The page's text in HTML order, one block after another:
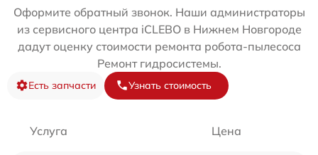
Оформите обратный звонок. Наши администраторы
из сервисного центра iCLEBO в Нижнем Новгороде
дадут оценку стоимости ремонта робота-пылесоса
Ремонт гидросистемы.
Есть запчасти Узнать стоимость
Услуга Цена